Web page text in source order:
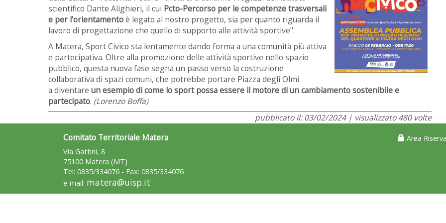
scientifico Dante Alighieri, il cui Pcto-Percorso per le competenze trasversali
e per l'orientamentoè legato al nostro progetto, sia per quanto riguarda il
lavoro di progettazione che quello di supporto alle attività sportive".
A Matera, Sport Civico sta lentamente dando forma a una comunità più attiva
e partecipativa. Oltre alla promozione delle attività sportive nello spazio
pubblico, questa nuova fase segna un passo verso la costruzione
collaborativa di spazi comuni, che potrebbe portare Piazza degli Olmi
a diventare un esempio di come lo sport possa essere il motore di un cambiamento sostenibile e
partecipato. (Lorenzo Boffa)
pubblicato il: 03/02/2024 | visualizzato 480 volte
Comitato Territoriale Matera
Via Gattini, 8
75100 Matera (MT)
Tel: 0835/334076 - Fax: 0835/334076
e-mail: matera@uisp.it
Area